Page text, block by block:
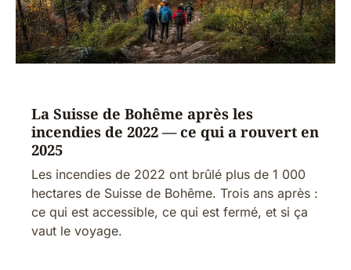
La Suisse de Bohême après les
incendies de 2022 — ce qui a rouvert en
2025
Les incendies de 2022 ont brûlé plus de 1 000
hectares de Suisse de Bohême. Trois ans après :
ce qui est accessible, ce qui est fermé, et si ça
vaut le voyage.